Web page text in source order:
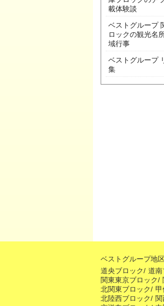
載体験談
ベストグループ
ロックの観光名
域行事
ベストグループ
集
ベストグループ地
道央ブロック/ 道南
関東東京ブロック/
北関東ブロック/
北陸西ブロック/